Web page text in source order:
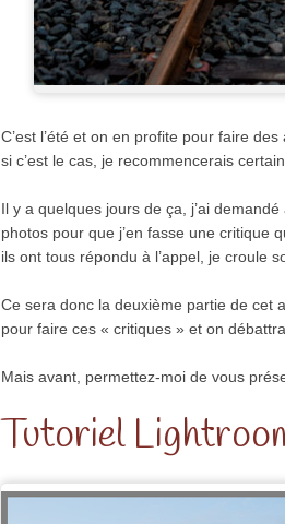
C’est l’été et on en profite pour faire
si c’est le cas, je recommencerais
Il y a quelques jours de ça, j’ai
photos pour que j’en fasse une critique
ils ont tous répondu à l’appel, je croule
Ce sera donc la deuxième partie de cet
pour faire ces « critiques » et on
Mais avant, permettez-moi de vous
Tutoriel